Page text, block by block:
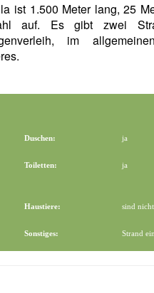
ist 1.500 Meter lang, 25
auf. Es gibt zwei
im
Duschen: ja
Toiletten: ja
Haustiere: sind
Sonstiges: Strand